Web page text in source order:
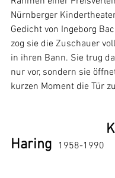
Nürnberger
Gedicht von Ingeborg
zog sie die Zuschauer
in ihren Bann. Sie trug
nur vor, sondern sie
kurzen Moment die Tür
Haring